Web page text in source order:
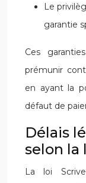
Le
garantie
Ces
prémunir
en ayant la
défaut de
Délais
selon la
La loi